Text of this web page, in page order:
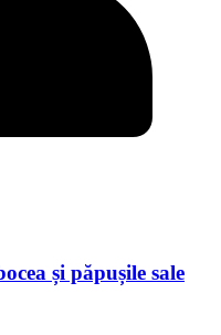
și păpușile sale